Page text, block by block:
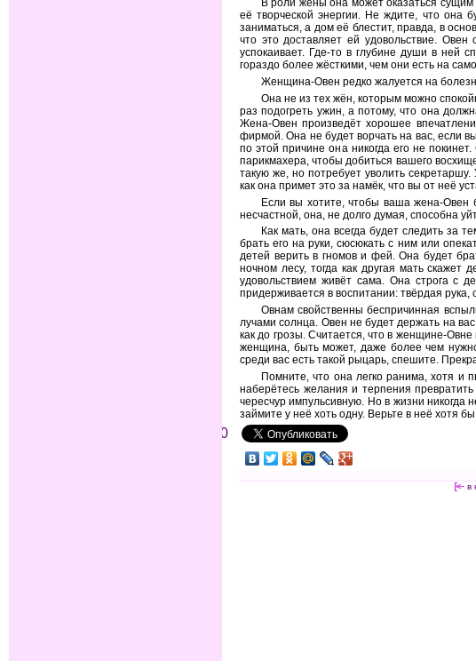
В роли жены она может оказаться сущим
её творческой энергии. Не ждите, что она
заниматься, а дом её блестит, правда, в
что это доставляет ей удовольствие.
успокаивает. Где-то в глубине души в ней
гораздо более жёсткими, чем они есть на
Женщина-Овен редко жалуется на
Она не из тех жён, которым можно
раз подогреть ужин, а потому, что она
Жена-Овен произведёт хорошее
фирмой. Она не будет ворчать на вас, если
по этой причине она никогда его не
парикмахера, чтобы добиться вашего
такую же, но потребует уволить
как она примет это за намёк, что вы от неё
Если вы хотите, чтобы ваша жена-Овен
несчастной, она, не долго думая, способна
Как мать, она всегда будет следить за
брать его на руки, сюсюкать с ним или
детей верить в гномов и фей. Она будет
ночном лесу, тогда как другая мать
удовольствием живёт сама. Она строга с
придерживается в воспитании: твёрдая рука,
Овнам свойственны беспричинная
лучами солнца. Овен не будет держать на
как до грозы. Считается, что в женщине-
женщина, быть может, даже более чем
среди вас есть такой рыцарь, спешите.
Помните, что она легко ранима, хотя и
наберётесь желания и терпения
чересчур импульсивную. Но в жизни никогда
займите у неё хоть одну. Верьте в неё хотя
0
[<— в